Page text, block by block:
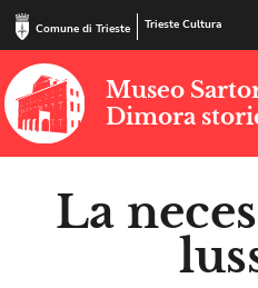
Comune di Trieste Trieste Cultura
Museo
Dimora
La